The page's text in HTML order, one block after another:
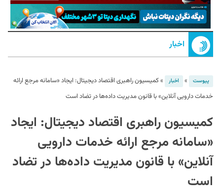
اخبار
پیوست » اخبار »کمیسیون راهبری اقتصاد دیجیتال: ایجاد «سامانه مرجع ارائه
خدمات دارویی آنلاین» با قانون مدیریت داده‌ها در تضاد است
کمیسیون راهبری اقتصاد دیجیتال: ایجاد
«سامانه مرجع ارائه خدمات دارویی
آنلاین» با قانون مدیریت داده‌ها در تضاد
است